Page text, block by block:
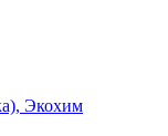
Экохим